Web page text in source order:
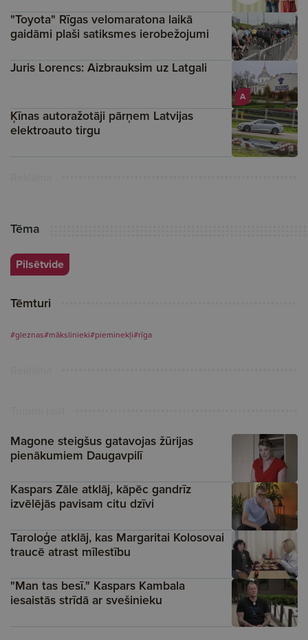
"Toyota" Rīgas velomaratona laikā
gaidāmi plaši satiksmes ierobežojumi
A
Juris Lorencs: Aizbrauksim uz Latgali
Ķīnas autoražotāji pārņem Latvijas
elektroauto tirgu
Tēma
Pilsētvide
Tēmturi
#gleznas#mākslinieki#pieminekļi#rīga
Magone steigšus gatavojas žūrijas
pienākumiem Daugavpilī
Kaspars Zāle atklāj, kāpēc gandrīz
izvēlējās pavisam citu dzīvi
Taroloģe atklāj, kas Margaritai Kolosovai
traucē atrast mīlestību
"Man tas besī." Kaspars Kambala
iesaistās strīdā ar svešinieku